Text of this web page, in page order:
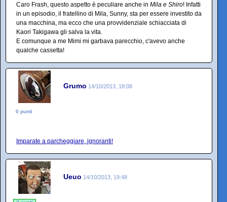
Caro Frash, questo aspetto è peculiare anche in Mila e Shiro! Infatti
in un episodio, il fratellino di Mila, Sunny, sta per essere investito da
una macchina, ma ecco che una provvidenziale schiacciata di
Kaori Takigawa gli salva la vita.
E comunque a me Mimi mi garbava parecchio, c'avevo anche
qualche cassetta!
Grumo 14/10/2013, 18:08
0 punti
Imparate a parcheggiare, ignoranti!
Ueuo 14/10/2013, 19:48